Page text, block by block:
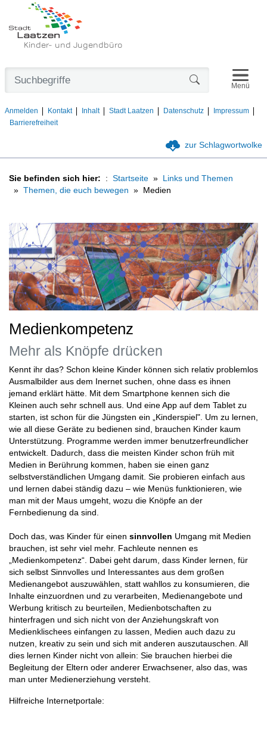
Kinder- und Jugendbüro
Anmelden Kontakt Inhalt Stadt Laatzen Datenschutz
Impressum
Barrierefreiheit
Menü
zur Schlagwortwolke
Sie befinden sich hier: Startseite
Links und Themen
Themen, die euch bewegen
Medien
Medienkompetenz
Mehr als Knöpfe drücken
Kennt ihr das? Schon kleine Kinder können sich relativ problemlos
Ausmalbilder aus dem Inernet suchen, ohne dass es ihnen
jemand erklärt hätte. Mit dem Smartphone kennen sich die
Kleinen auch sehr schnell aus. Und eine App auf dem Tablet zu
starten, ist schon für die Jüngsten ein „Kinderspiel". Um zu lernen,
wie all diese Geräte zu bedienen sind, brauchen Kinder kaum
Unterstützung. Programme werden immer benutzerfreundlicher
entwickelt. Dadurch, dass die meisten Kinder schon früh mit
Medien in Berührung kommen, haben sie einen ganz
selbstverständlichen Umgang damit. Sie probieren einfach aus
und lernen dabei ständig dazu – wie Menüs funktionieren, wie
man mit der Maus umgeht, wozu die Knöpfe an der
Fernbedienung da sind.
Doch das, was Kinder für einen sinnvollen Umgang mit Medien
brauchen, ist sehr viel mehr. Fachleute nennen es
„Medienkompetenz“. Dabei geht darum, dass Kinder lernen, für
sich selbst Sinnvolles und Interessantes aus dem großen
Medienangebot auszuwählen, statt wahllos zu konsumieren, die
Inhalte einzuordnen und zu verarbeiten, Medienangebote und
Werbung kritisch zu beurteilen, Medienbotschaften zu
hinterfragen und sich nicht von der Anziehungskraft von
Medienklischees einfangen zu lassen, Medien auch dazu zu
nutzen, kreativ zu sein und sich mit anderen auszutauschen. All
dies lernen Kinder nicht von allein: Sie brauchen hierbei die
Begleitung der Eltern oder anderer Erwachsener, also das, was
man unter Medienerziehung versteht.
Hilfreiche Internetportale: